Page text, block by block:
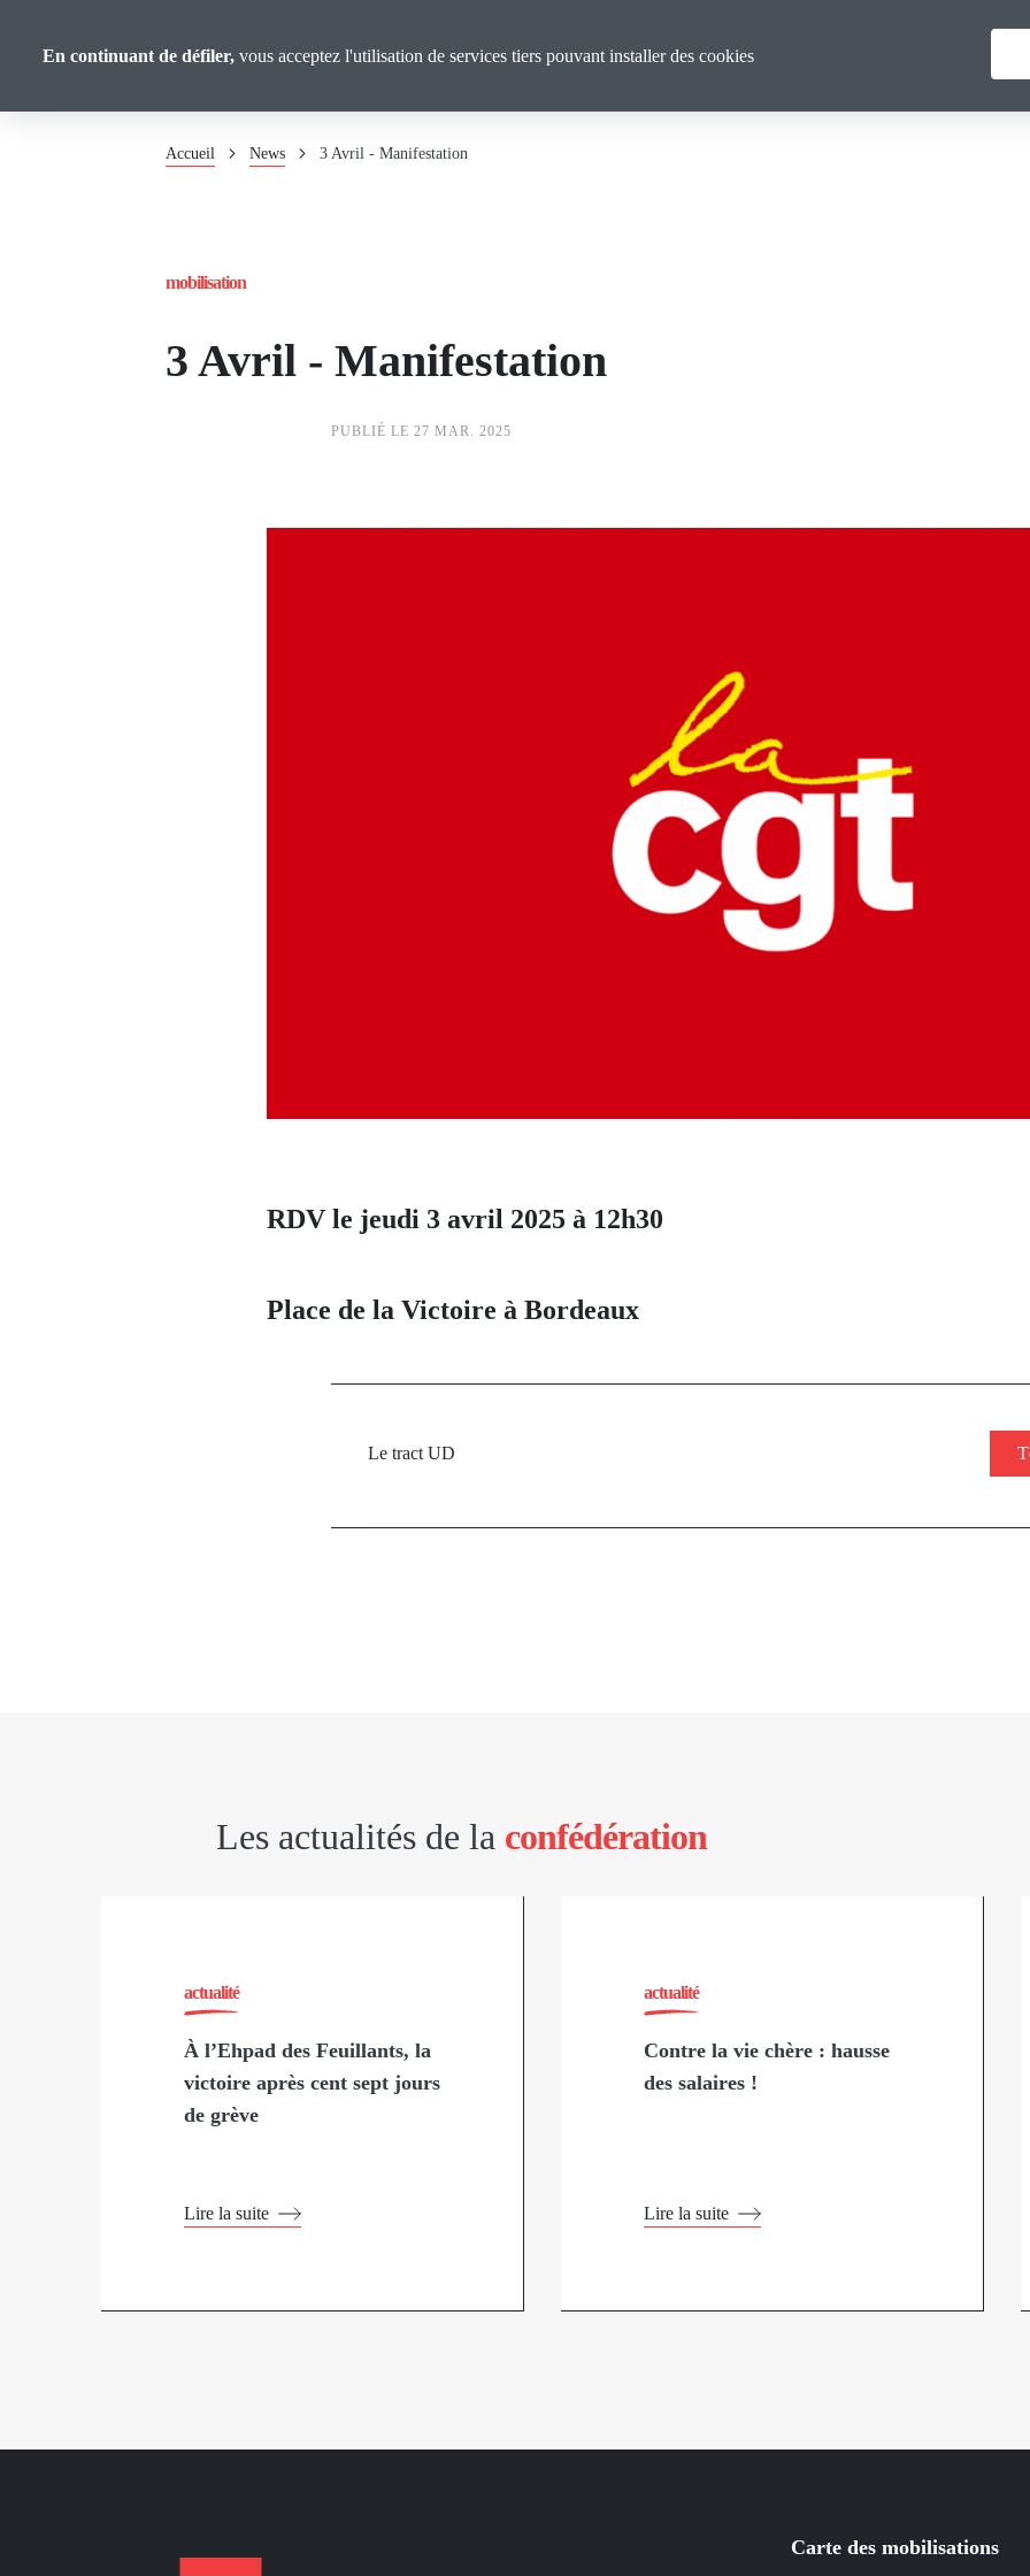
CGT Gironde
principal
La CGT Gironde
Accueil News 3 Avril - Manifestation
mobilisation
3 Avril - Manifestation
PUBLIÉ LE 27 MAR. 2025
RDV le jeudi 3 avril 2025 à 12h30
Place de la Victoire à Bordeaux
Le tract UD
Les actualités de la confédération
actualité
À l’Ehpad des Feuillants, la
victoire après cent sept jours
de grève
Lire la suite
actualité
Contre la vie chère : hausse
des salaires !
Lire la suite
Carte des mobilisations
En continuant de défiler, vous acceptez l'utilisation de services tiers pouvant installer des cookies